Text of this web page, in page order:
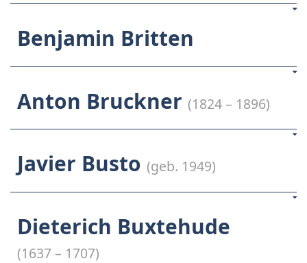
Benjamin Britten
Anton Bruckner (1824 – 1896)
Javier Busto (geb. 1949)
Dieterich Buxtehude
(1637 – 1707)